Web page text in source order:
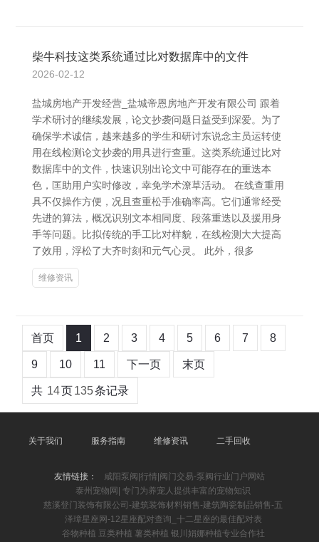
柴牛科技这类系统通过比对数据库中的文件
2026-02-12
盐城房地产开发经营_盐城帝恩房地产开发有限公司 跟着
学术研讨的继续发展，论文抄袭问题日益受到深爱。为了
确保学术诚信，越来越多的学生和研讨东说念主员运转使
用在线检测论文抄袭的用具进行查重。这类系统通过比对
数据库中的文件，快速识别出论文中可能存在的重迭本
色，匡助用户实时修改，幸免学术潦草活动。 在线查重用
具不仅操作方便，况且查重松手准确率高。它们通常经受
先进的算法，概况识别文本相同度、段落重迭以及援用身
手等问题。比拟传统的手工比对样貌，在线检测大大提高
了效用，浮松了大齐时刻和元气心灵。 此外，很多
维修资讯
首页 1 2 3 4 5 6 7 8
9 10 11 下一页 末页
共 14页135条记录
关于我们 服务指南 维修资讯 二手回收
友情链接：
咸阳泵阀|行情|阀门交易-泵阀行业门户网站
泰州宠物网| 专门为养宠人提供丰富的宠物知识
慈溪登门装饰有限公司-建筑装饰材料销售-建筑陶瓷制品销售-五
泽璋星座网-12星座配对查询_十二星座的最佳配对表
谷物种植 豆类种植 薯类种植 银川娟娜种植专业合作社